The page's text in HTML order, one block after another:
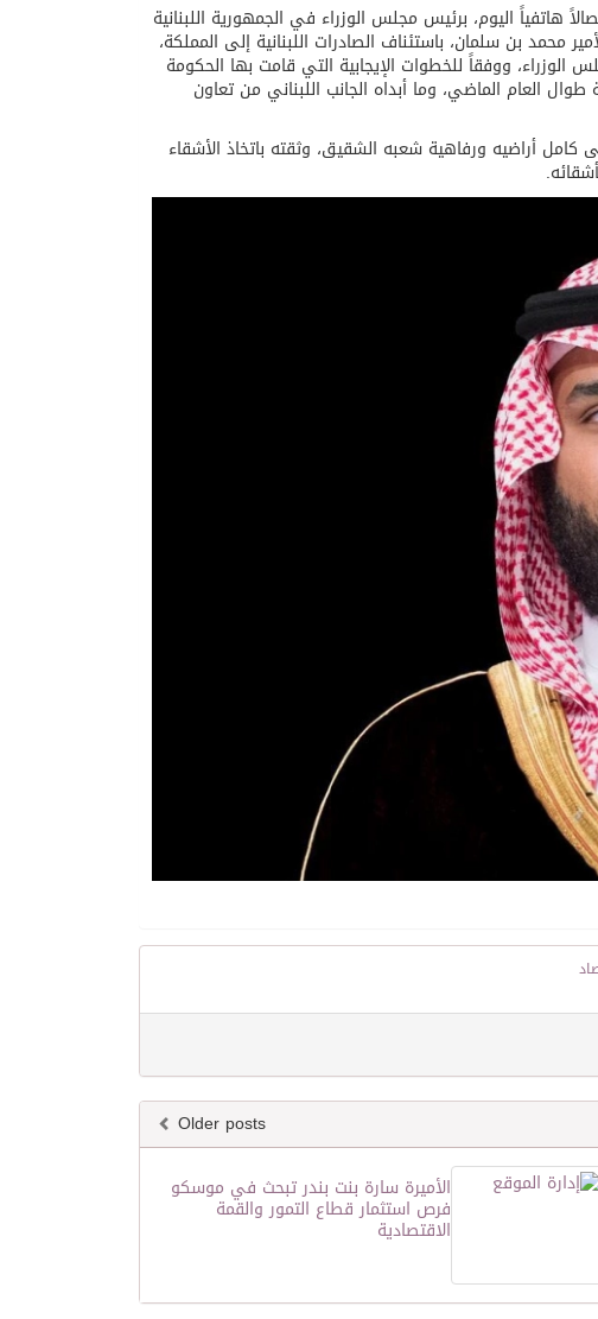
هاتفياً اليوم، برئيس مجلس الوزراء في الجمهورية اللبنانية
محمد بن سلمان، باستئناف الصادرات اللبنانية إلى المملكة،
ووفقاً للخطوات الإيجابية التي قامت بها الحكومة
العام الماضي، وما أبداه الجانب اللبناني من تعاون
كامل أراضيه ورفاهية شعبه الشقيق، وثقته باتخاذ الأشقاء
Older posts
الأميرة سارة بنت بندر تبحث في موسكو
فرص استثمار قطاع التمور والقمة
الاقتصادية